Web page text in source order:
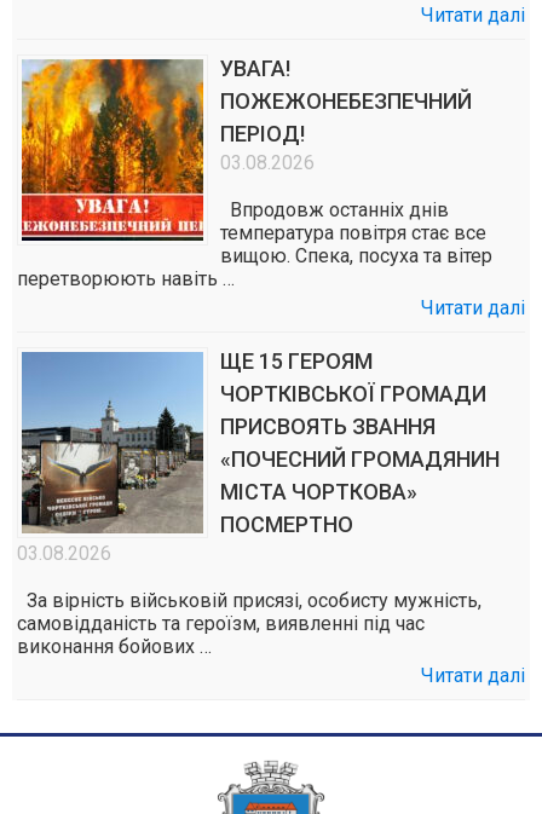
Читати далі
УВАГА!
ПОЖЕЖОНЕБЕЗПЕЧНИЙ
ПЕРІОД!
03.08.2026
Впродовж останніх днів
температура повітря стає все
вищою. Спека, посуха та вітер
перетворюють навіть …
Читати далі
ЩЕ 15 ГЕРОЯМ
ЧОРТКІВСЬКОЇ ГРОМАДИ
ПРИСВОЯТЬ ЗВАННЯ
«ПОЧЕСНИЙ ГРОМАДЯНИН
МІСТА ЧОРТКОВА»
ПОСМЕРТНО
03.08.2026
За вірність військовій присязі, особисту мужність,
самовідданість та героїзм, виявленні під час
виконання бойових …
Читати далі